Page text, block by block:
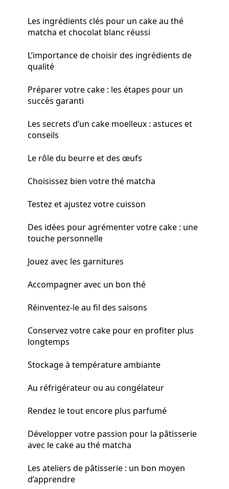
Les ingrédients clés pour un cake au thé
matcha et chocolat blanc réussi
L’importance de choisir des ingrédients de
qualité
Préparer votre cake : les étapes pour un
succès garanti
Les secrets d’un cake moelleux : astuces et
conseils
Le rôle du beurre et des œufs
Choisissez bien votre thé matcha
Testez et ajustez votre cuisson
Des idées pour agrémenter votre cake : une
touche personnelle
Jouez avec les garnitures
Accompagner avec un bon thé
Réinventez-le au fil des saisons
Conservez votre cake pour en profiter plus
longtemps
Stockage à température ambiante
Au réfrigérateur ou au congélateur
Rendez le tout encore plus parfumé
Développer votre passion pour la pâtisserie
avec le cake au thé matcha
Les ateliers de pâtisserie : un bon moyen
d’apprendre